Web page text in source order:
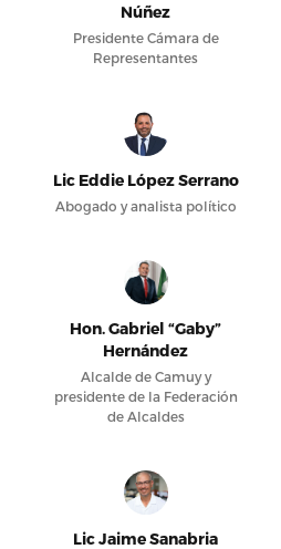
Núñez
Presidente Cámara de
Representantes
Lic Eddie López Serrano
Abogado y analista político
Hon. Gabriel “Gaby”
Hernández
Alcalde de Camuy y
presidente de la Federación
de Alcaldes
Lic Jaime Sanabria